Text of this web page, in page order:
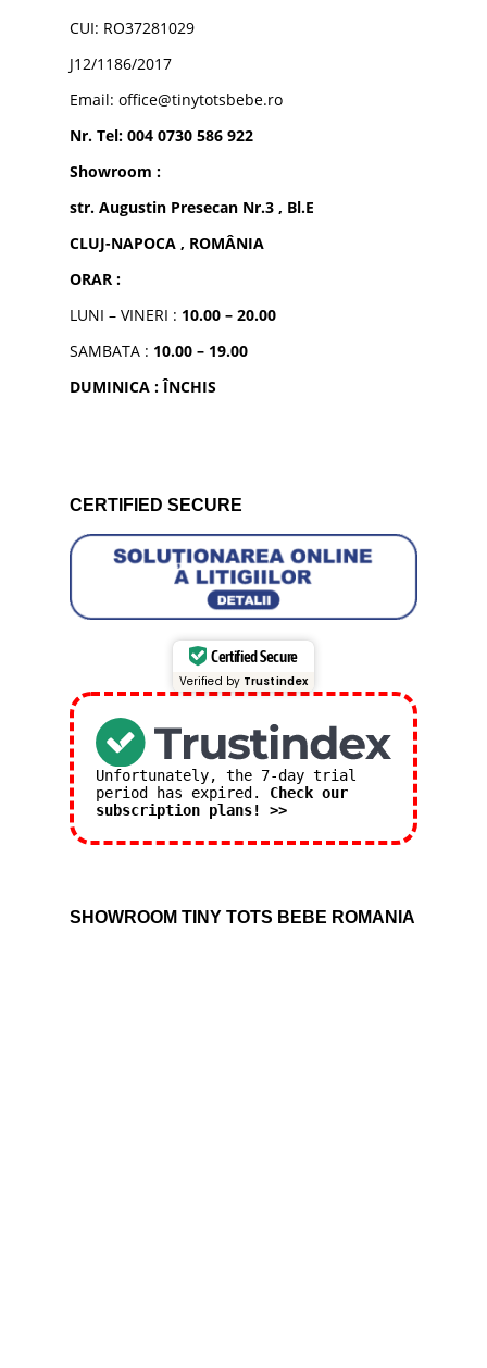
CUI: RO37281029
J12/1186/2017
Email: office@tinytotsbebe.ro
Nr. Tel: 004 0730 586 922
Showroom :
str. Augustin Presecan Nr.3 , Bl.E
CLUJ-NAPOCA , ROMÂNIA
ORAR :
LUNI – VINERI : 10.00 – 20.00
SAMBATA : 10.00 – 19.00
DUMINICA : ÎNCHIS
CERTIFIED SECURE
Certified Secure
Verified by Trustindex
Unfortunately, the 7-day trial
period has expired. Check our
subscription plans! >>
SHOWROOM TINY TOTS BEBE ROMANIA